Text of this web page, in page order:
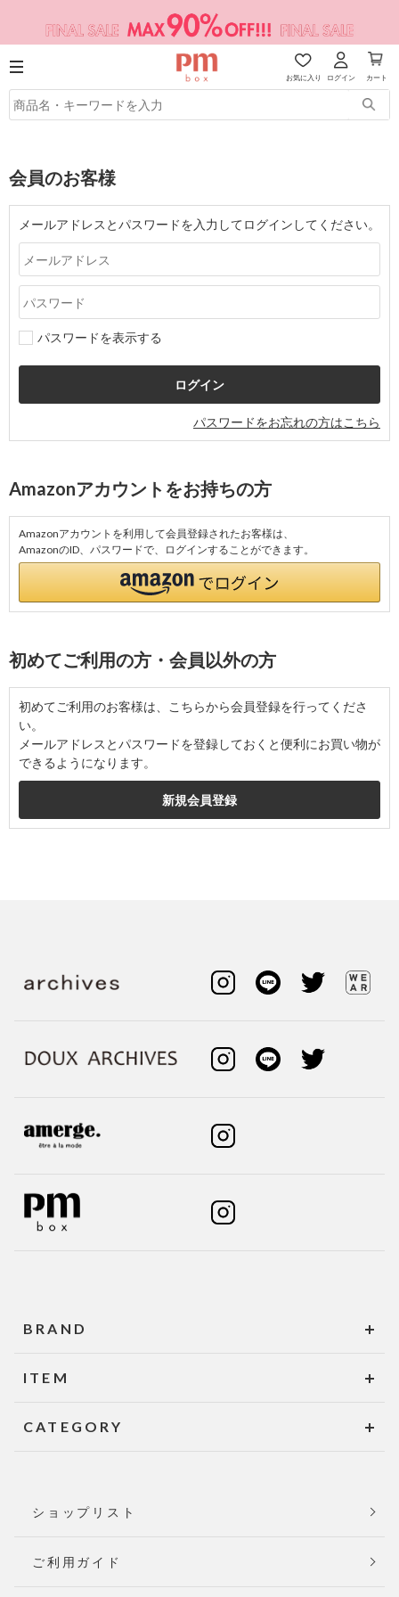
お気に入り ログイン カート
会員のお客様
メールアドレスとパスワードを入力してログインしてください。
パスワードを表示する
パスワードをお忘れの方はこちら
Amazonアカウントをお持ちの方
Amazonアカウントを利用して会員登録されたお客様は、
AmazonのID、パスワードで、ログインすることができます。
初めてご利用の方・会員以外の方
初めてご利用のお客様は、こちらから会員登録を行ってくださ
い。
メールアドレスとパスワードを登録しておくと便利にお買い物が
できるようになります。
BRAND
ITEM
CATEGORY
ショップリスト
ご利用ガイド